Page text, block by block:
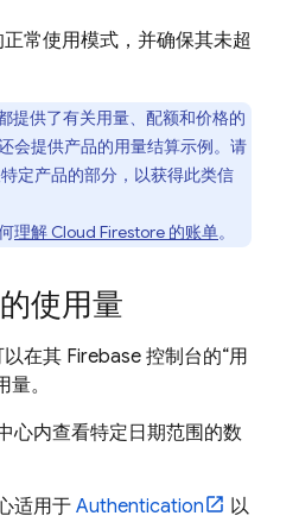
常使用模式，并确保其未超
提供了有关用量、配额和价格的
会提供产品的用量结算示例。请
定产品的部分，以获得此类信
理解 Cloud Firestore 的账单。
使用量
在其 Firebase 控制台的“用
。
心内查看特定日期范围的数
适用于 Authentication
以